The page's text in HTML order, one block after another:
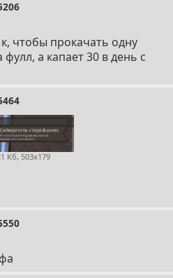
чтобы прокачать одну
фулл, а капает 30 в день с
Кб, 503x179